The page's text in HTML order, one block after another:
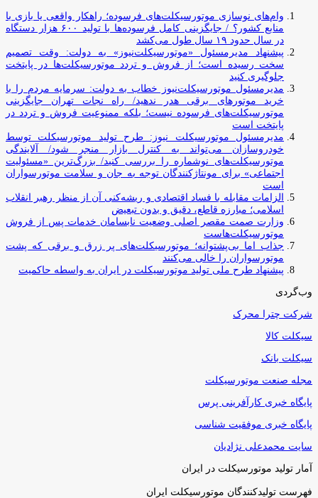
وام‌های نوسازی موتورسیکلت‌های فرسوده؛ راهکار واقعی یا بازی با
منابع کشور؟ / جایگزینی کامل فرسوده‌ها با تولید ۶۰۰ هزار دستگاه
در سال حدود ۱۹ سال طول می‌کشد
پیشنهاد مدیرمسئول «موتورسیکلت‌نیوز» به دولت: وقت تصمیم
سخت رسیده است؛ از فروش و تردد موتورسیکلت‌ها در پایتخت
جلوگیری کنید
مدیرمسئول موتورسیکلت‌نیوز خطاب به دولت: سرمایه مردم را با
خرید موتورهای برقی هدر ندهید/ راه نجات تهران جایگزینی
موتورسیکلت‌های فرسوده نیست؛ بلکه ممنوعیت فروش و تردد در
پایتخت است
مدیرمسئول موتورسیکلت نیوز: طرح تولید موتورسیکلت توسط
خودروسازان می‌تواند به کنترل بازار منجر شود/ آلایندگی
موتورسیکلت‌های نوشماره را بررسی کنید/ بزرگ‌ترین «مسئولیت
اجتماعی» برای مونتاژکنندگان توجه به جان و سلامت موتورسواران
است
الزامات مقابله با فساد اقتصادی و ریشه‌کنی آن از منظر رهبر انقلاب
اسلامی؛ مبارزه قاطع، دقیق و بدون تبعیض
وزارت صمت مقصر اصلی وضعیت نابسامان خدمات پس از فروش
موتورسیکلت‌هاست
جذاب اما بی‌پشتوانه؛ موتورسیکلت‌های پر زرق‌ و برقی که پشت
موتورسواران را خالی می‌کنند
پیشنهاد طرح ملی تولید موتورسیکلت در ایران به واسطه حاکمیت
وب‌گردی
شرکت چترا محرک
سیکلت کالا
سیکلت بانک
مجله صنعت موتورسیکلت
پایگاه خبری کارآفرینی پرس
پایگاه خبری موفقیت شناسی
سایت محمدعلی نژادیان
آمار تولید موتورسیکلت در ایران
فهرست تولیدکنندگان موتورسیکلت ایران